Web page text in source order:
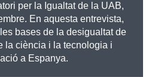
per la Igualtat de la UAB,
En aquesta entrevista,
bases de la desigualtat de
la ciència i la tecnologia i
a Espanya.